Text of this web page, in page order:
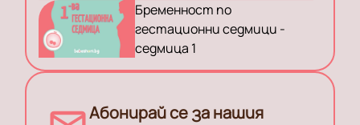
Бременност по
гестационни седмици -
седмица 1
Абонирай се за нашия